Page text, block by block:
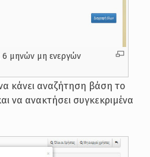
6 μηνών μη ενεργών
κάνει αναζήτηση βάση το
να ανακτήσει συγκεκριμένα